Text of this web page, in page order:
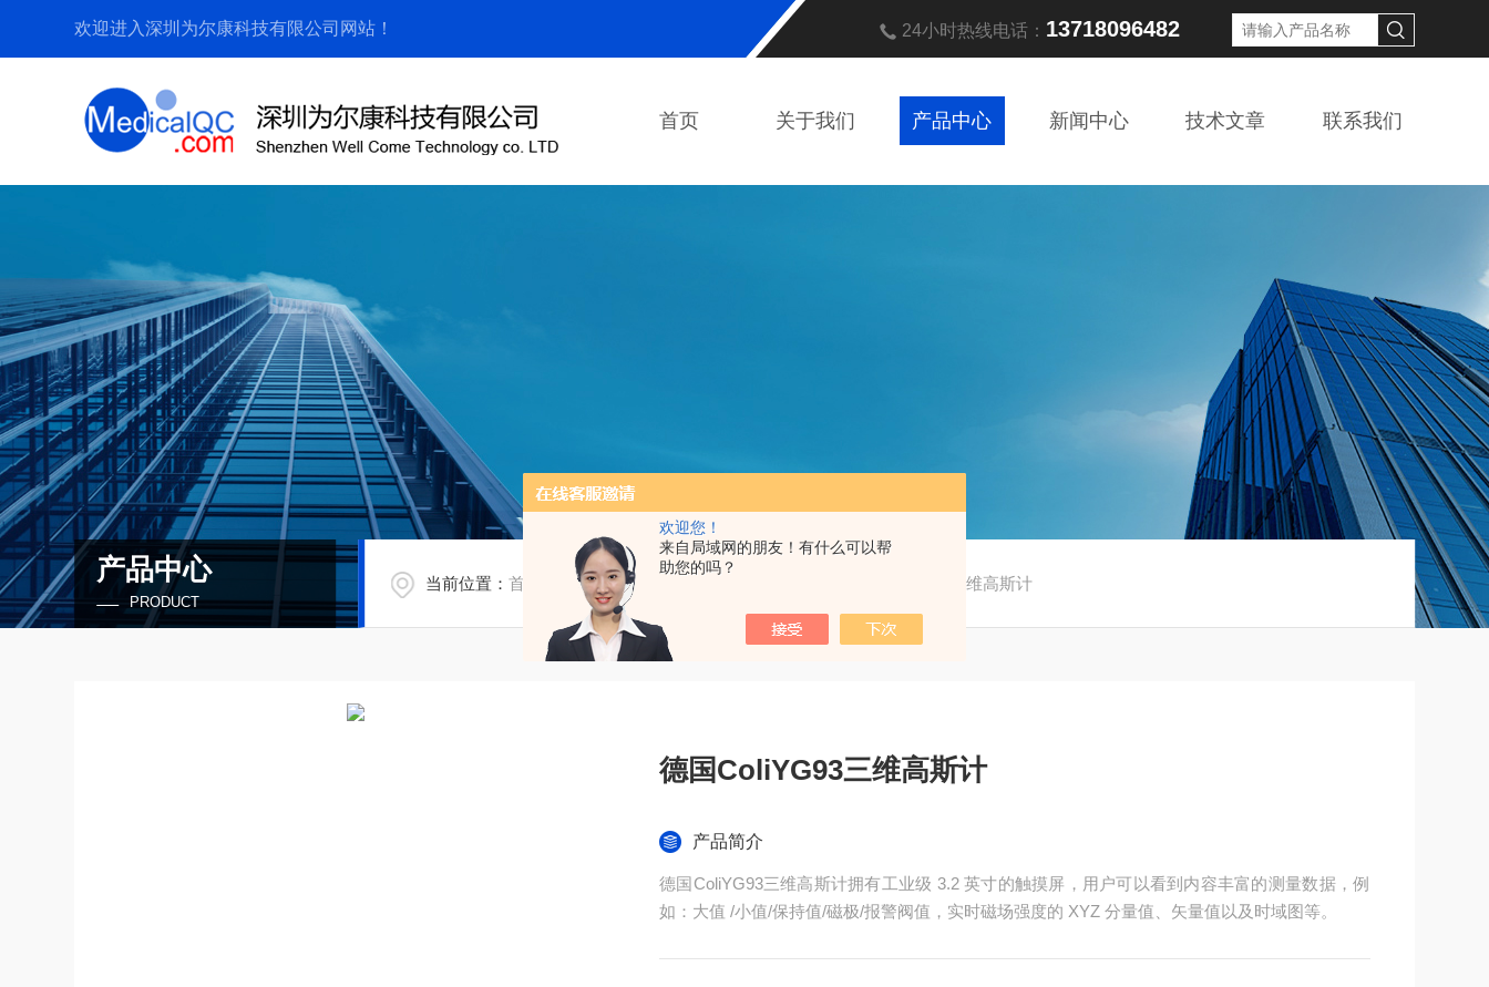
欢迎您！
来自局域网的朋友！有什么可以帮
助您的吗？
欢迎进入深圳为尔康科技有限公司网站！ 24小时热线电话： 13718096482
首页 关于我们 产品中心 新闻中心 技术文章 联系我们
产品中心
PRODUCT
当前位置：首页 产品中心/ / 德国ColiYG93三维高斯计
德国ColiYG93三维高斯计
产品简介
德国ColiYG93三维高斯计拥有工业级 3.2 英寸的触摸屏，用户可以看到内容丰富的测量数据，例
如：大值 /小值/保持值/磁极/报警阀值，实时磁场强度的 XYZ 分量值、矢量值以及时域图等。